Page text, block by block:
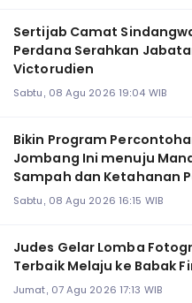
Sertijab Camat
Perdana Serahkan
Victorudien
Sabtu, 08 Agu 2026 19:04 WIB
Bikin Program
Jombang Ini menuju
Sampah dan Ketahanan
Sabtu, 08 Agu 2026 16:15 WIB
Judes Gelar Lomba
Terbaik Melaju ke Babak
Jumat, 07 Agu 2026 17:13 WIB